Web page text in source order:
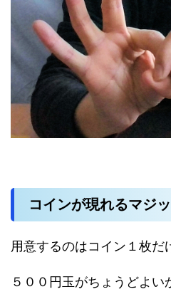
コインが現れるマジ
用意するのはコイン１枚だ
５００円玉がちょうどよい